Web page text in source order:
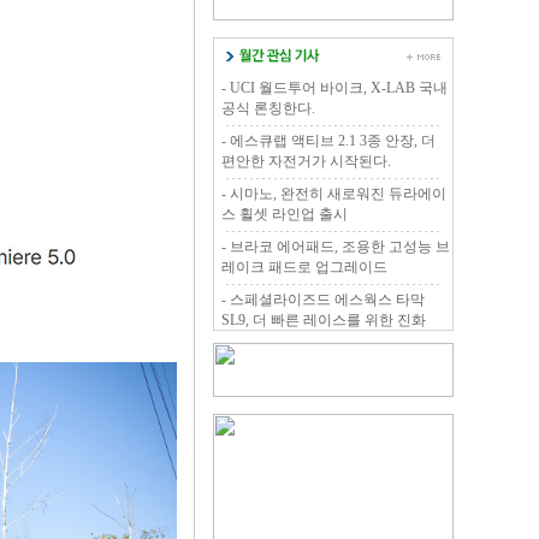
- UCI 월드투어 바이크, X-LAB 국내
공식 론칭한다.
- 에스큐랩 액티브 2.1 3종 안장, 더
편안한 자전거가 시작된다.
- 시마노, 완전히 새로워진 듀라에이
스 휠셋 라인업 출시
- 브라코 에어패드, 조용한 고성능 브
레이크 패드로 업그레이드
- 스페셜라이즈드 에스웍스 타막
SL9, 더 빠른 레이스를 위한 진화